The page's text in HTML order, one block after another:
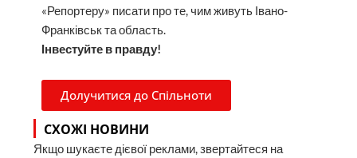
«Репортеру» писати про те, чим живуть Івано-
Франківськ та область.
Інвестуйте в правду!
Долучитися до Спільноти
СХОЖІ НОВИНИ
Якщо шукаєте дієвої реклами, звертайтеся на